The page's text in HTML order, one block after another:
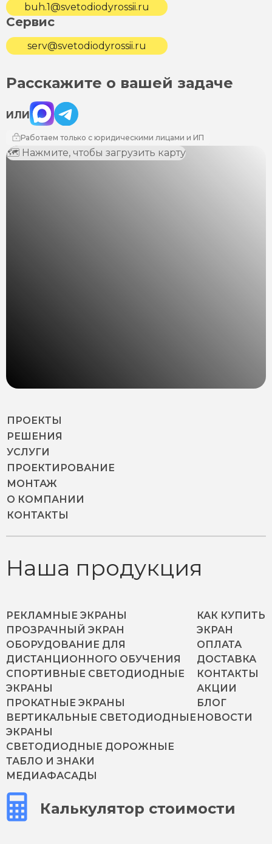
buh.1@svetodiodyrossii.ru
Сервис
serv@svetodiodyrossii.ru
Расскажите о вашей задаче
ИЛИ
Max Telegram
Работаем только с юридическими лицами и ИП
🗺 Нажмите, чтобы загрузить карту
ПРОЕКТЫ
РЕШЕНИЯ
УСЛУГИ
ПРОЕКТИРОВАНИЕ
МОНТАЖ
О КОМПАНИИ
КОНТАКТЫ
Наша продукция
РЕКЛАМНЫЕ ЭКРАНЫ
ПРОЗРАЧНЫЙ ЭКРАН
ОБОРУДОВАНИЕ ДЛЯ
ДИСТАНЦИОННОГО ОБУЧЕНИЯ
СПОРТИВНЫЕ СВЕТОДИОДНЫЕ
ЭКРАНЫ
ПРОКАТНЫЕ ЭКРАНЫ
ВЕРТИКАЛЬНЫЕ СВЕТОДИОДНЫЕ
ЭКРАНЫ
СВЕТОДИОДНЫЕ ДОРОЖНЫЕ
ТАБЛО И ЗНАКИ
МЕДИАФАСАДЫ
КАК КУПИТЬ
ЭКРАН
ОПЛАТА
ДОСТАВКА
КОНТАКТЫ
АКЦИИ
БЛОГ
НОВОСТИ
Калькулятор стоимости